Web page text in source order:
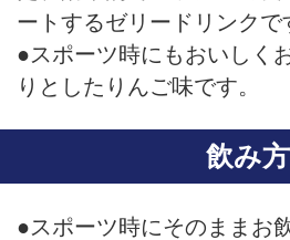
ートするゼリードリンクで
●スポーツ時にもおいしく
りとしたりんご味です。
飲み方
●スポーツ時にそのままお